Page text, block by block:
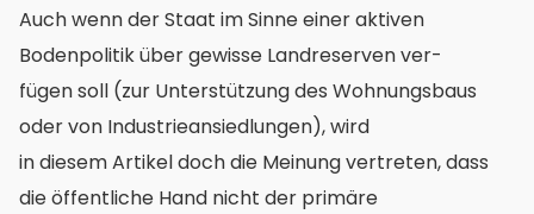
Auch wenn der Staat im Sinne einer aktiven
Bodenpolitik über gewisse Landreserven ver-
fügen soll (zur Unterstützung des Wohnungsbaus
oder von Industrieansiedlungen), wird
in diesem Artikel doch die Meinung vertreten, dass
die öffentliche Hand nicht der primäre